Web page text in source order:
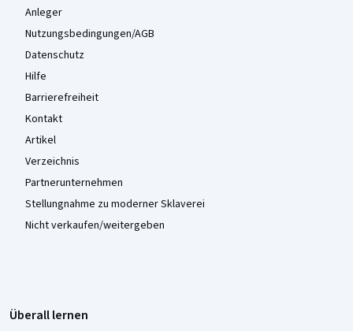
Anleger
Nutzungsbedingungen/AGB
Datenschutz
Hilfe
Barrierefreiheit
Kontakt
Artikel
Verzeichnis
Partnerunternehmen
Stellungnahme zu moderner Sklaverei
Nicht verkaufen/weitergeben
Überall lernen